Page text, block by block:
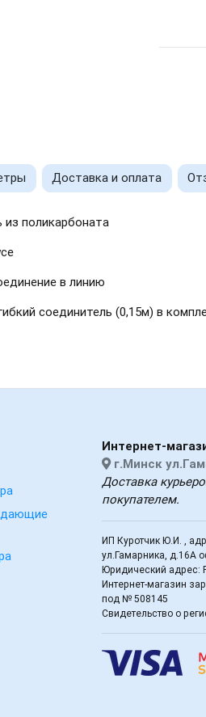
Доставка и оплата
из поликарбоната
в линию
соединитель (0,15м) в
Интернет-
г.Минск
Доставка
покупателем.
ИП Куротчик Ю.И. ,
ул.Гамарника, д.16А
Юридический адрес:
Интернет-магазин
под № 508145
Свидетельство о